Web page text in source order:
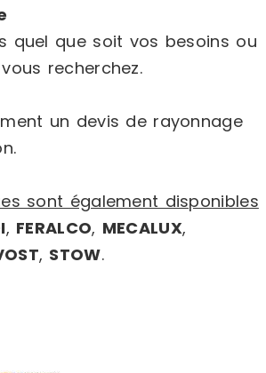
quel que soit vos besoins ou
recherchez.
un devis de rayonnage
sont également disponibles
, FERALCO, MECALUX,
, STOW.